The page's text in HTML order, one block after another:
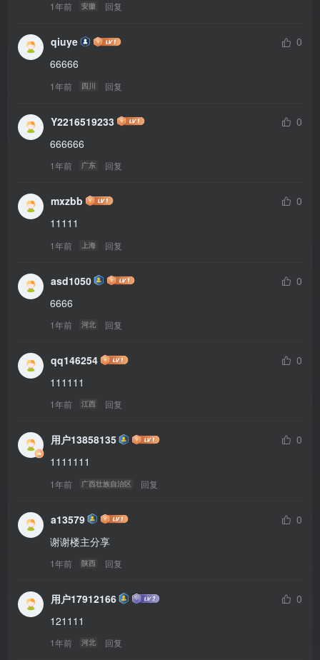
1年前 安徽 回复
qiuye
0
66666
1年前 四川 回复
Y2216519233
0
666666
1年前 广东 回复
mxzbb
0
11111
1年前 上海 回复
asd1050
0
6666
1年前 河北 回复
qq146254
0
111111
1年前 江西 回复
用户13858135
0
1111111
1年前 广西壮族自治区 回复
a13579
0
谢谢楼主分享
1年前 陕西 回复
用户17912166
0
121111
1年前 河北 回复